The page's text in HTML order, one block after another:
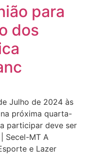
para
dos
Julho de 2024 às
próxima quarta-
participar deve ser
Secel-MT A
e Lazer